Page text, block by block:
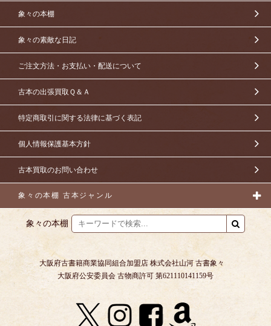
象々の本棚
象々の素敵な日記
ご注文方法・お支払い・配送について
古本の出張買取Ｑ＆Ａ
特定商取引に関する法律に基づく表記
個人情報保護基本方針
古本買取のお問い合わせ
象々の本棚 古本ジャンル
象々の本棚
大阪府古書籍商業協同組合加盟店 株式会社山河 古書象々
大阪府公安委員会 古物商許可 第621110141159号